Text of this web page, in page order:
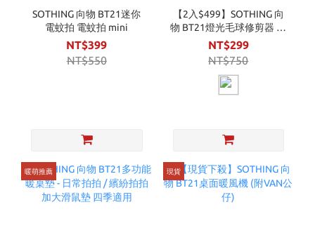
SOTHING 向物 BT21迷你
電蚊拍 電蚊拍 mini
NT$399
NT$550
【2入$499】SOTHING 向
物 BT21燈光毛球修剪器 電
動除毛球機
NT$299
NT$750
暖萌推薦 現貨